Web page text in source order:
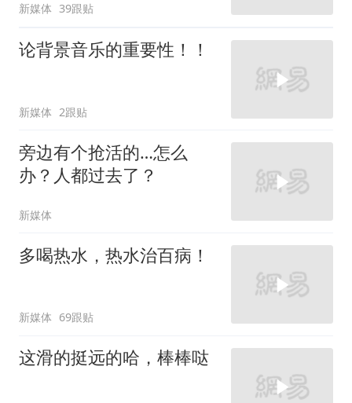
新媒体 39跟贴
论背景音乐的重要性！！
新媒体 2跟贴
旁边有个抢活的…怎么
办？人都过去了？
新媒体
多喝热水，热水治百病！
新媒体 69跟贴
这滑的挺远的哈，棒棒哒